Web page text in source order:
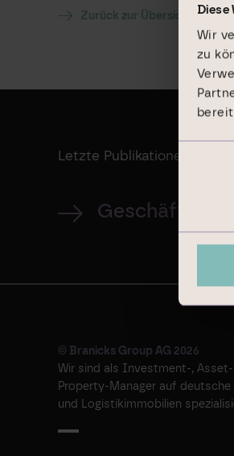
Diese
Wir
zu
Zurück zur Übersicht
Letzte Publikationen
© Branicks Group AG 2026
Wir sind als ­Investment-, ­Asset-
­Property-Manager auf deutsche
und Logistikimmobilien